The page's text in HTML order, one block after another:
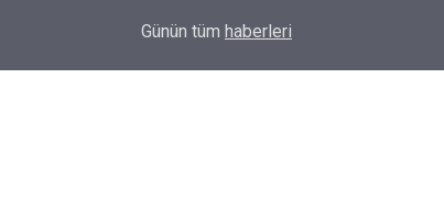
Trump'tan Kripto Mesajı: “Çin'in Kriptoyu Ele
Günün tüm haberleri